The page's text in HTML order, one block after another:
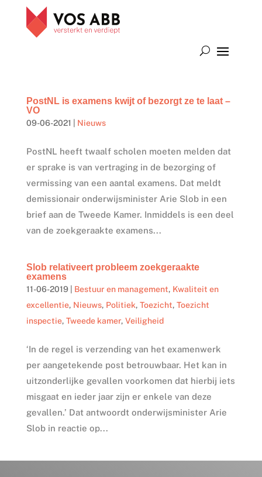
PostNL is examens kwijt of bezorgt ze te laat –
VO
09-06-2021 Nieuws
PostNL heeft twaalf scholen moeten melden dat
er sprake is van vertraging in de bezorging of
vermissing van een aantal examens. Dat meldt
demissionair onderwijsminister Arie Slob in een
brief aan de Tweede Kamer. Inmiddels is een deel
van de zoekgeraakte examens...
Slob relativeert probleem zoekgeraakte
examens
11-06-2019| Bestuur en management, Kwaliteit en
excellentie, Nieuws, Politiek, Toezicht, Toezicht
inspectie, Tweede kamer, Veiligheid
‘In de regel is verzending van het examenwerk
per aangetekende post betrouwbaar. Het kan in
uitzonderlijke gevallen voorkomen dat hierbij iets
misgaat en ieder jaar zijn er enkele van deze
gevallen.’ Dat antwoordt onderwijsminister Arie
Slob in reactie op...